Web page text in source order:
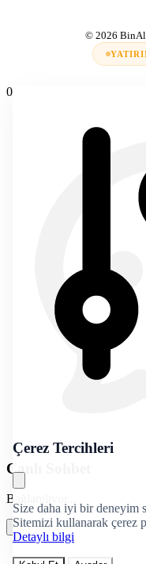
© 2026
Çerez Tercihleri
Size daha iyi bir deneyim
Sitemizi kullanarak çerez
Detaylı bilgi
0
Canlı Sohbet
Bağlanılıyor...